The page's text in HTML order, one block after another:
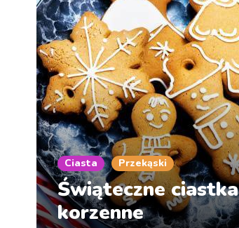
Ciasta Przekąski
Świąteczne ciastka
korzenne